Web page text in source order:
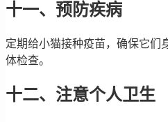
十一、预防疾病
定期给小猫接种疫苗，确保它们
体检查。
十二、注意个人卫生